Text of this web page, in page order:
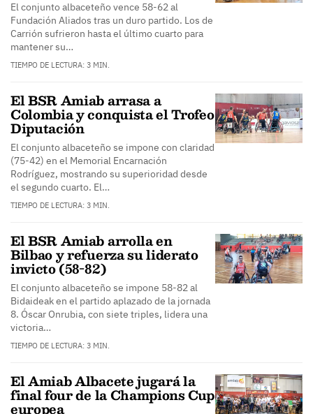
El conjunto albaceteño vence 58-62 al
Fundación Aliados tras un duro partido. Los de
Carrión sufrieron hasta el último cuarto para
mantener su…
TIEMPO DE LECTURA: 3 MIN.
El BSR Amiab arrasa a
Colombia y conquista el Trofeo
Diputación
El conjunto albaceteño se impone con claridad
(75-42) en el Memorial Encarnación
Rodríguez, mostrando su superioridad desde
el segundo cuarto. El…
TIEMPO DE LECTURA: 3 MIN.
El BSR Amiab arrolla en
Bilbao y refuerza su liderato
invicto (58-82)
El conjunto albaceteño se impone 58-82 al
Bidaideak en el partido aplazado de la jornada
8. Óscar Onrubia, con siete triples, lidera una
victoria…
TIEMPO DE LECTURA: 3 MIN.
El Amiab Albacete jugará la
final four de la Champions Cup
europea